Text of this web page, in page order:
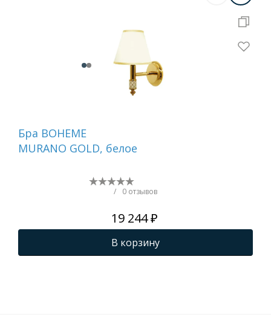
Бра BOHEME
MURANO GOLD, белое
/ 0 отзывов
19 244 ₽
В корзину